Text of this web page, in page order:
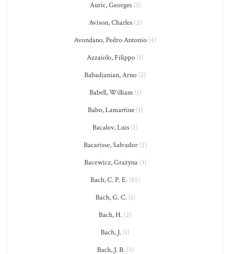
Auric, Georges(3)
Avison, Charles(2)
Avondano, Pedro Antonio (4)
Azzaiolo, Filippo (1)
Babadjanian, Arno (2)
Babell, William(1)
Babo, Lamartine(1)
Bacalov, Luis (1)
Bacarisse, Salvador(2)
Bacewicz, Grażyna(3)
Bach, C. P. E.(85)
Bach, G. C.(1)
Bach, H. (2)
Bach, J. (1)
Bach, J. B.(3)